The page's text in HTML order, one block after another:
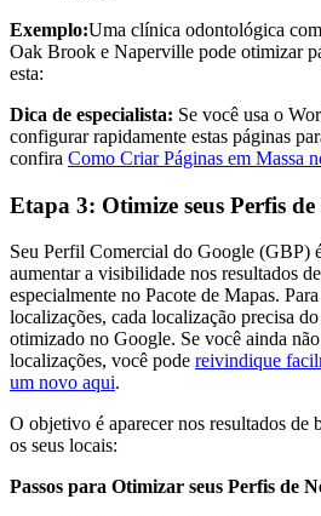
Exemplo:Uma clínica odontológica
Oak Brook e Naperville pode otimizar
esta:
Dica de especialista: Se você usa o
configurar rapidamente estas páginas
confira Como Criar Páginas em Massa
Etapa 3: Otimize seus Perfis
Seu Perfil Comercial do Google (GBP)
aumentar a visibilidade nos resultados
especialmente no Pacote de Mapas.
localizações, cada localização precisa
otimizado no Google. Se você ainda
localizações, você pode reivindique
um novo aqui.
O objetivo é aparecer nos resultados de
os seus locais:
Passos para Otimizar seus Perfis de